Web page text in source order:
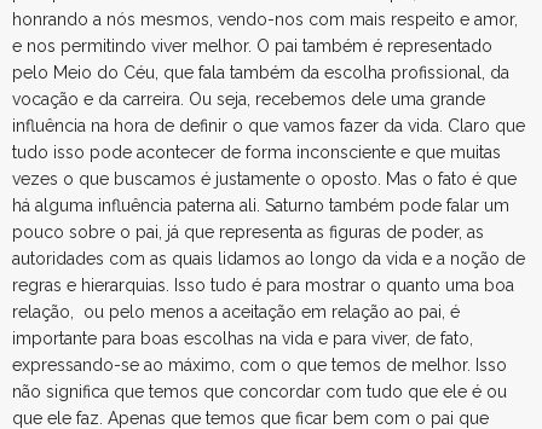
honrando a nós mesmos, vendo-nos com mais respeito e amor,
e nos permitindo viver melhor. O pai também é representado
pelo Meio do Céu, que fala também da escolha profissional, da
vocação e da carreira. Ou seja, recebemos dele uma grande
influência na hora de definir o que vamos fazer da vida. Claro que
tudo isso pode acontecer de forma inconsciente e que muitas
vezes o que buscamos é justamente o oposto. Mas o fato é que
há alguma influência paterna ali. Saturno também pode falar um
pouco sobre o pai, já que representa as figuras de poder, as
autoridades com as quais lidamos ao longo da vida e a noção de
regras e hierarquias. Isso tudo é para mostrar o quanto uma boa
relação, ou pelo menos a aceitação em relação ao pai, é
importante para boas escolhas na vida e para viver, de fato,
expressando-se ao máximo, com o que temos de melhor. Isso
não significa que temos que concordar com tudo que ele é ou
que ele faz. Apenas que temos que ficar bem com o pai que